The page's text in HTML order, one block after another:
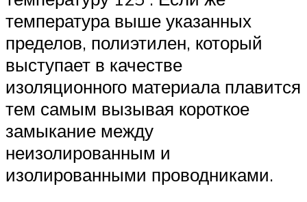
температура выше указанных
пределов, полиэтилен, который
выступает в качестве
изоляционного материала плавится
тем самым вызывая короткое
замыкание между
неизолированным и
изолированными проводниками.